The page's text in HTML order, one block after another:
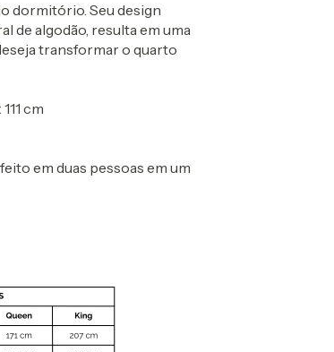
dormitório. Seu design
de algodão, resulta em uma
transformar o quarto
cm
em duas pessoas em um